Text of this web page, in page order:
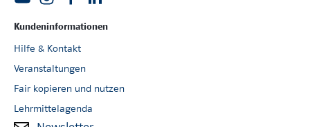
Kundeninformationen
Hilfe & Kontakt
Veranstaltungen
Fair kopieren und nutzen
Lehrmittelagenda